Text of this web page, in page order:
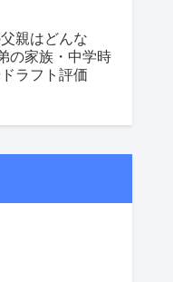
親はどんな
の家族・中学時
ラフト評価